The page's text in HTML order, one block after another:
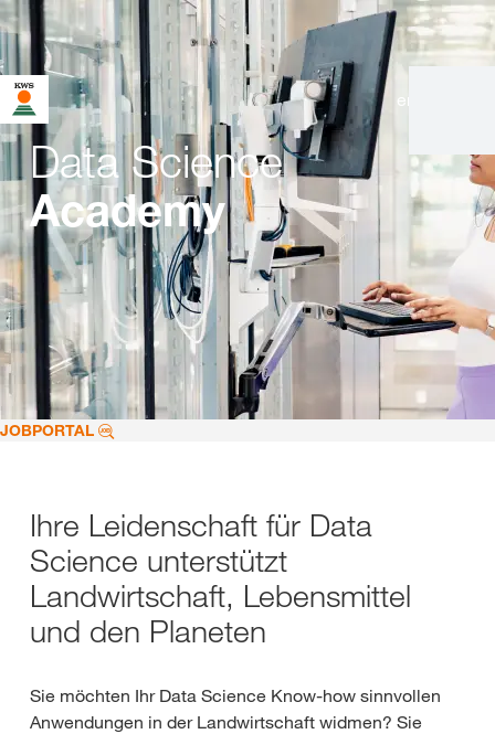
en
Data Science
Academy
JOBPORTAL
Ihre Leidenschaft für Data
Science unterstützt
Landwirtschaft, Lebensmittel
und den Planeten
Sie möchten Ihr Data Science Know-how sinnvollen
Anwendungen in der Landwirtschaft widmen? Sie